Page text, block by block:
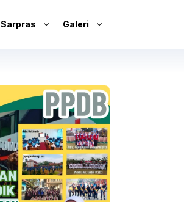
Sarpras Galeri